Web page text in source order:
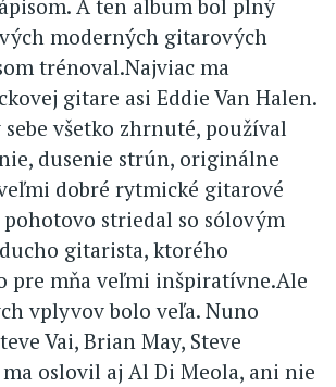
A ten album bol plný
moderných gitarových
trénoval.Najviac ma
gitare asi Eddie Van Halen.
všetko zhrnuté, používal
dusenie strún, originálne
dobré rytmické gitarové
striedal so sólovým
gitarista, ktorého
pre mňa veľmi inšpiratívne.Ale
vplyvov bolo veľa. Nuno
Vai, Brian May, Steve
oslovil aj Al Di Meola, ani nie